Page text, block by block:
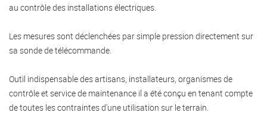
au contrôle des installations électriques.
Les mesures sont déclenchées par simple pression directement sur
sa sonde de télécommande.
Outil indispensable des artisans, installateurs, organismes de
contrôle et service de maintenance il a été conçu en tenant compte
de toutes les contraintes d'une utilisation sur le terrain.